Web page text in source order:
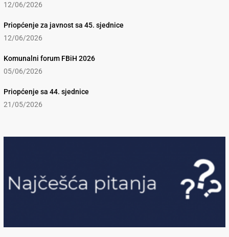
12/06/2026
Priopćenje za javnost sa 45. sjednice
12/06/2026
Komunalni forum FBiH 2026
05/06/2026
Priopćenje sa 44. sjednice
21/05/2026